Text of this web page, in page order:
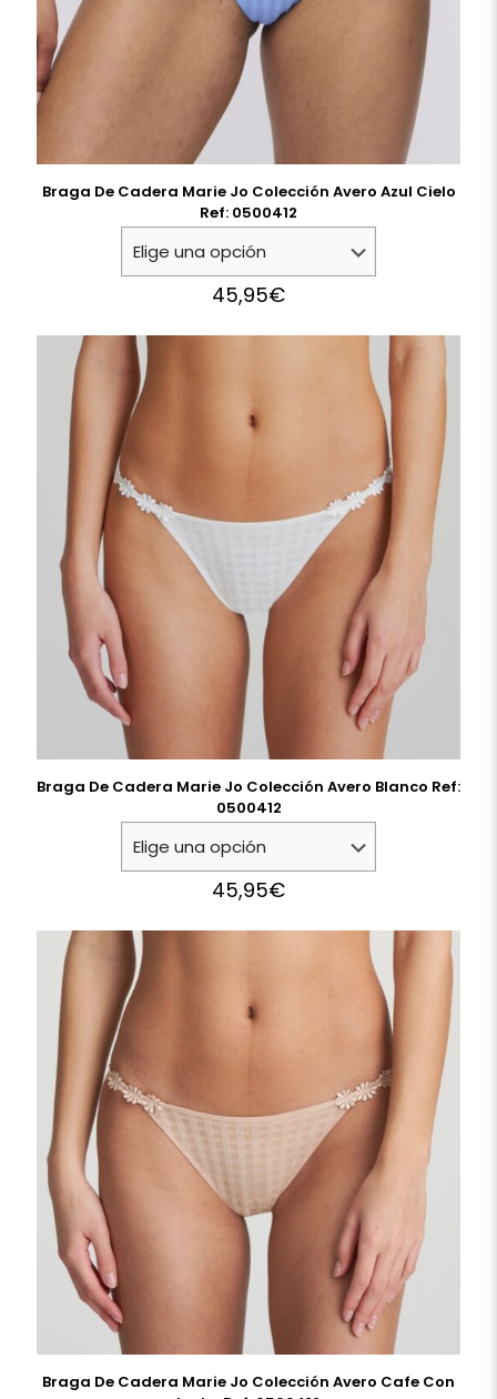
Braga De Cadera Marie Jo Colección Avero Azul Cielo
Ref: 0500412
45,95€
Braga De Cadera Marie Jo Colección Avero Blanco Ref:
0500412
45,95€
Braga De Cadera Marie Jo Colección Avero Cafe Con